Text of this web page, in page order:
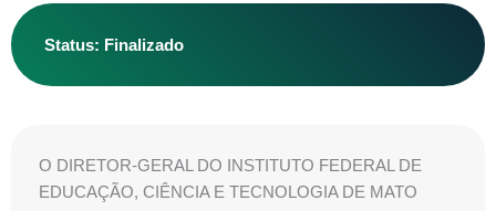
Status: Finalizado
O DIRETOR-GERAL DO INSTITUTO FEDERAL DE
EDUCAÇÃO, CIÊNCIA E TECNOLOGIA DE MATO